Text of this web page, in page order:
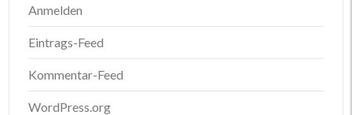
Anmelden
Eintrags-Feed
Kommentar-Feed
WordPress.org